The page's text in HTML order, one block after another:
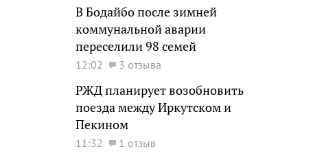
В Бодайбо после зимней
коммунальной аварии
переселили 98 семей
12:02 3 отзыва
РЖД планирует возобновить
поезда между Иркутском и
Пекином
11:32 1 отзыв